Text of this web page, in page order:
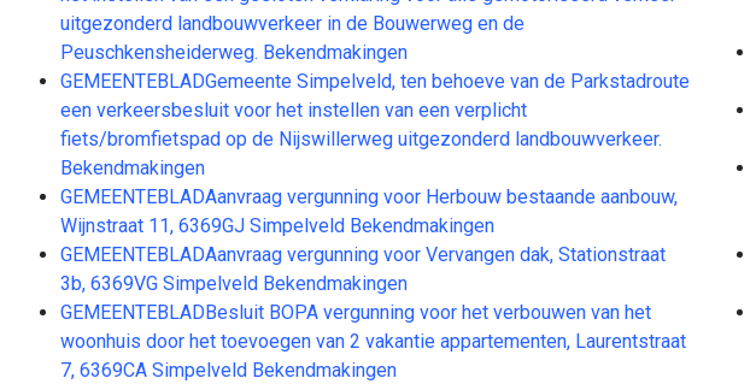
uitgezonderd landbouwverkeer in de Bouwerweg en de
Peuschkensheiderweg. Bekendmakingen
GEMEENTEBLADGemeente Simpelveld, ten behoeve van de Parkstadroute
een verkeersbesluit voor het instellen van een verplicht
fiets/bromfietspad op de Nijswillerweg uitgezonderd landbouwverkeer.
Bekendmakingen
GEMEENTEBLADAanvraag vergunning voor Herbouw bestaande aanbouw,
Wijnstraat 11, 6369GJ Simpelveld Bekendmakingen
GEMEENTEBLADAanvraag vergunning voor Vervangen dak, Stationstraat
3b, 6369VG Simpelveld Bekendmakingen
GEMEENTEBLADBesluit BOPA vergunning voor het verbouwen van het
woonhuis door het toevoegen van 2 vakantie appartementen, Laurentstraat
7, 6369CA Simpelveld Bekendmakingen